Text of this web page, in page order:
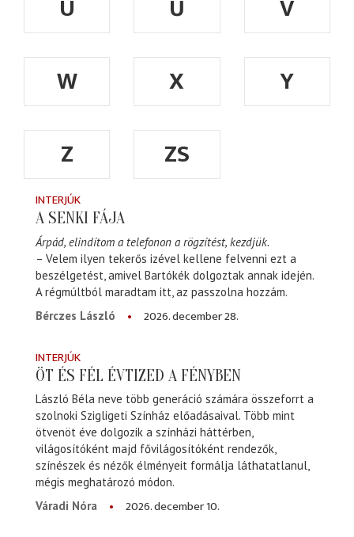
Ü
Ű
V
W
X
Y
Z
ZS
INTERJÚK
A SENKI FÁJA
Árpád, elindítom a telefonon a rögzítést, kezdjük.
– Velem ilyen tekerős izével kellene felvenni ezt a
beszélgetést, amivel Bartókék dolgoztak annak idején.
A régmúltból maradtam itt, az passzolna hozzám.
Bérczes László
2026. december 28.
INTERJÚK
ÖT ÉS FÉL ÉVTIZED A FÉNYBEN
László Béla neve több generáció számára összeforrt a
szolnoki Szigligeti Színház előadásaival. Több mint
ötvenöt éve dolgozik a színházi háttérben,
világosítóként majd fővilágosítóként rendezők,
színészek és nézők élményeit formálja láthatatlanul,
mégis meghatározó módon.
Váradi Nóra
2026. december 10.